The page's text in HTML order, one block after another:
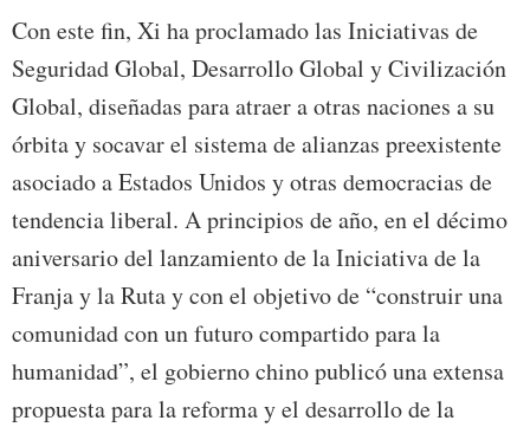
Con este fin, Xi ha proclamado las Iniciativas de
Seguridad Global, Desarrollo Global y Civilización
Global, diseñadas para atraer a otras naciones a su
órbita y socavar el sistema de alianzas preexistente
asociado a Estados Unidos y otras democracias de
tendencia liberal. A principios de año, en el décimo
aniversario del lanzamiento de la Iniciativa de la
Franja y la Ruta y con el objetivo de “construir una
comunidad con un futuro compartido para la
humanidad”, el gobierno chino publicó una extensa
propuesta para la reforma y el desarrollo de la